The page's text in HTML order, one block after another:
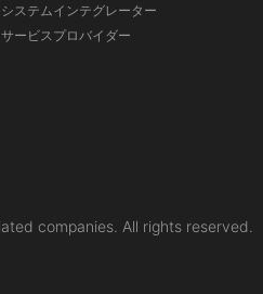
システムインテグレーター
サービスプロバイダー
companies. All rights reserved.